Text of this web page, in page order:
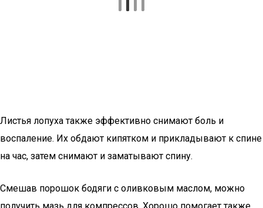
Листья лопуха также эффективно снимают боль и
воспаление. Их обдают кипятком и прикладывают к спине
на час, затем снимают и заматывают спину.
Смешав порошок бодяги с оливковым маслом, можно